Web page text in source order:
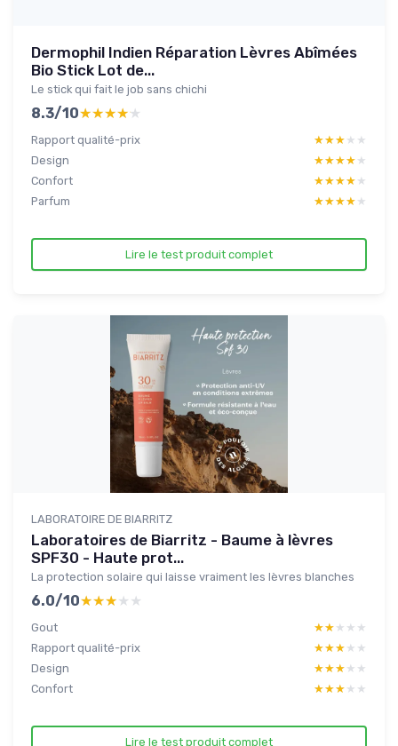
Dermophil Indien Réparation Lèvres Abîmées
Bio Stick Lot de...
Le stick qui fait le job sans chichi
8.3/10★★★★★
★★★★★
Rapport qualité-prix ★★★★★
★★★★★
Design
★★★★★
★★★★★
Confort
★★★★★
★★★★★
Parfum
★★★★★
★★★★★
Lire le test produit complet
LABORATOIRE DE BIARRITZ
Laboratoires de Biarritz - Baume à lèvres
SPF30 - Haute prot...
La protection solaire qui laisse vraiment les lèvres blanches
6.0/10★★★★★
★★★★★
Gout ★★★★★
★★★★★
Rapport qualité-prix
★★★★★
★★★★★
Design
★★★★★
★★★★★
Confort
★★★★★
★★★★★
Lire le test produit complet